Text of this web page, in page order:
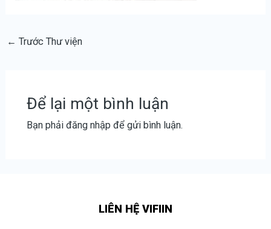
← Trước Thư viện
Để lại một bình luận
Bạn phải đăng nhậpđể gửi bình luận.
LIÊN HỆ VIFIIN